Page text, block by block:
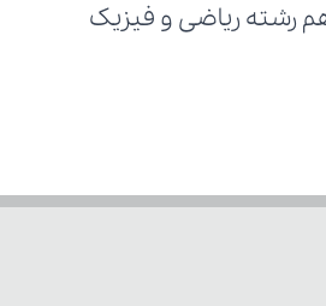
رشته ریاضی و فیزیک